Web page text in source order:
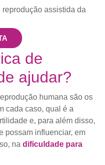
assistida da
de
ajudar?
humana são os
cada caso, qual é a
e, para além disso,
possam influenciar, em
na dificuldade para